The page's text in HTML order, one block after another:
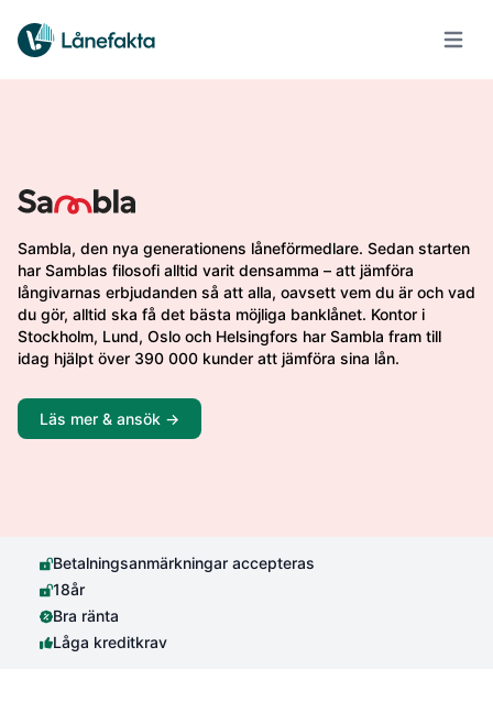
Sambla, den nya generationens låneförmedlare. Sedan starten
har Samblas filosofi alltid varit densamma – att jämföra
långivarnas erbjudanden så att alla, oavsett vem du är och vad
du gör, alltid ska få det bästa möjliga banklånet. Kontor i
Stockholm, Lund, Oslo och Helsingfors har Sambla fram till
idag hjälpt över 390 000 kunder att jämföra sina lån.
Läs mer & ansök ->
Betalningsanmärkningar accepteras
18år
Bra ränta
Låga kreditkrav